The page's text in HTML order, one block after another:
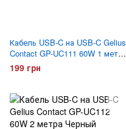
Кабель USB-C на USB-C Gelius
Contact GP-UC111 60W 1 метр
Черный
199 грн